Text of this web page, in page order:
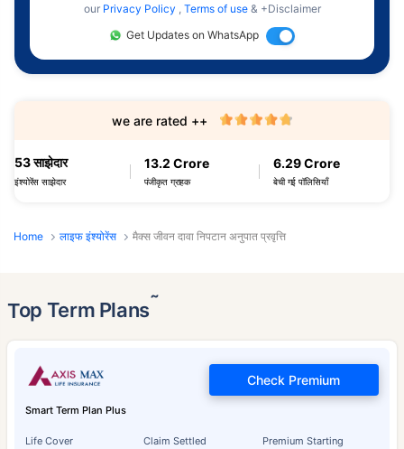
our Privacy Policy , Terms of use & +Disclaimer
Get Updates on WhatsApp
53 साझेदार
इंश्योरेंस साझेदार
13.2 Crore
पंजीकृत ग्राहक
6.29 Crore
बेची गई पॉलिसियाँ
we are rated ++
Home लाइफ इंश्योरेंस मैक्स जीवन दावा निपटान अनुपात प्रवृत्ति
Top Term Plans˜
Smart Term Plan Plus
Life Cover Claim Settled Premium Starting
Check Premium